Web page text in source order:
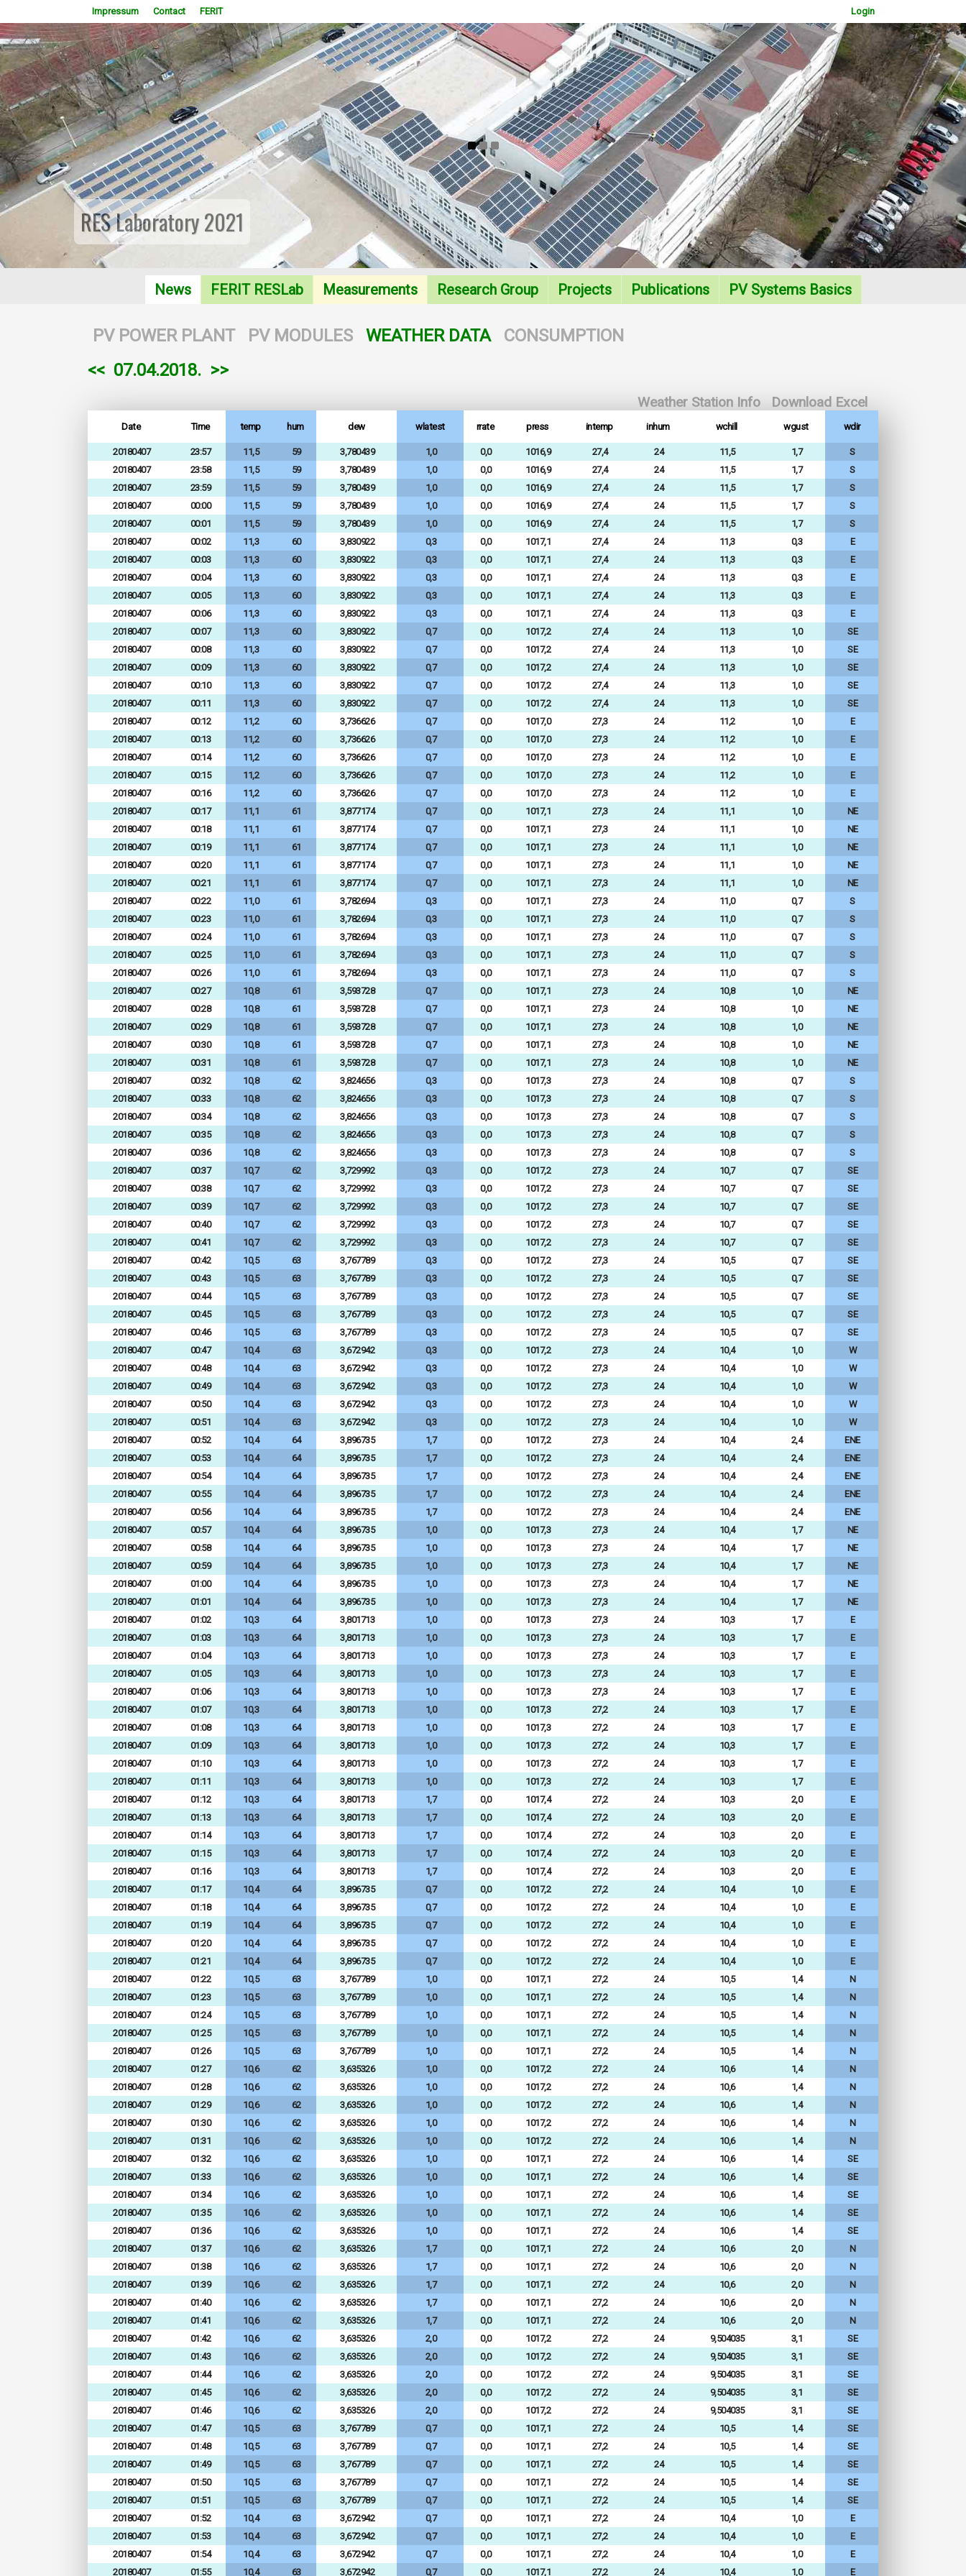
Impressum Contact FERIT Login
WOWSlider.com
Photovoltaic Systems as Actuators of Regional Development
News FERIT RESLab Measurements Research Group Projects Publications PV Systems Basics
PV POWER PLANT PV MODULES WEATHER DATA
CONSUMPTION
<< 07.04.2018. >>
Download Excel
Weather Station Info
Date Time temp hum dew wlatest rrate press intemp inhum wchill wgust wdir
20180407 23:57 11,5 59 3,780439 1,0 0,0 1016,9 27,4 24 11,5 1,7
S
20180407
23:58 11,5 59 3,780439 1,0 0,0 1016,9 27,4 24 11,5 1,7
S
20180407
23:59 11,5 59 3,780439 1,0 0,0 1016,9 27,4 24 11,5 1,7
S
20180407
00:00 11,5 59 3,780439 1,0 0,0 1016,9 27,4 24 11,5 1,7
S
20180407
00:01 11,5 59 3,780439 1,0 0,0 1016,9 27,4 24 11,5 1,7
S
20180407
00:02 11,3 60 3,830922 0,3 0,0 1017,1 27,4 24 11,3 0,3
E
20180407
00:03 11,3 60 3,830922 0,3 0,0 1017,1 27,4 24 11,3 0,3
E
20180407
00:04 11,3 60 3,830922 0,3 0,0 1017,1 27,4 24 11,3 0,3
E
20180407
00:05 11,3 60 3,830922 0,3 0,0 1017,1 27,4 24 11,3 0,3
E
20180407
00:06 11,3 60 3,830922 0,3 0,0 1017,1 27,4 24 11,3 0,3
E
20180407
00:07 11,3 60 3,830922 0,7 0,0 1017,2 27,4 24 11,3 1,0
SE
20180407
00:08 11,3 60 3,830922 0,7 0,0 1017,2 27,4 24 11,3 1,0
SE
20180407
00:09 11,3 60 3,830922 0,7 0,0 1017,2 27,4 24 11,3 1,0
SE
20180407
00:10 11,3 60 3,830922 0,7 0,0 1017,2 27,4 24 11,3 1,0
SE
20180407
00:11 11,3 60 3,830922 0,7 0,0 1017,2 27,4 24 11,3 1,0
SE
20180407
00:12 11,2 60 3,736626 0,7 0,0 1017,0 27,3 24 11,2 1,0
E
20180407
00:13 11,2 60 3,736626 0,7 0,0 1017,0 27,3 24 11,2 1,0
E
20180407
00:14 11,2 60 3,736626 0,7 0,0 1017,0 27,3 24 11,2 1,0
E
20180407
00:15 11,2 60 3,736626 0,7 0,0 1017,0 27,3 24 11,2 1,0
E
20180407
00:16 11,2 60 3,736626 0,7 0,0 1017,0 27,3 24 11,2 1,0
E
20180407
00:17 11,1 61 3,877174 0,7 0,0 1017,1 27,3 24 11,1 1,0
NE
20180407
00:18 11,1 61 3,877174 0,7 0,0 1017,1 27,3 24 11,1 1,0
NE
20180407
00:19 11,1 61 3,877174 0,7 0,0 1017,1 27,3 24 11,1 1,0
NE
20180407
00:20 11,1 61 3,877174 0,7 0,0 1017,1 27,3 24 11,1 1,0
NE
20180407
00:21 11,1 61 3,877174 0,7 0,0 1017,1 27,3 24 11,1 1,0
NE
20180407
00:22 11,0 61 3,782694 0,3 0,0 1017,1 27,3 24 11,0 0,7
S
20180407
00:23 11,0 61 3,782694 0,3 0,0 1017,1 27,3 24 11,0 0,7
S
20180407
00:24 11,0 61 3,782694 0,3 0,0 1017,1 27,3 24 11,0 0,7
S
20180407
00:25 11,0 61 3,782694 0,3 0,0 1017,1 27,3 24 11,0 0,7
S
20180407
00:26 11,0 61 3,782694 0,3 0,0 1017,1 27,3 24 11,0 0,7
S
20180407
00:27 10,8 61 3,593728 0,7 0,0 1017,1 27,3 24 10,8 1,0
NE
20180407
00:28 10,8 61 3,593728 0,7 0,0 1017,1 27,3 24 10,8 1,0
NE
20180407
00:29 10,8 61 3,593728 0,7 0,0 1017,1 27,3 24 10,8 1,0
NE
20180407
00:30 10,8 61 3,593728 0,7 0,0 1017,1 27,3 24 10,8 1,0
NE
20180407
00:31 10,8 61 3,593728 0,7 0,0 1017,1 27,3 24 10,8 1,0
NE
20180407
00:32 10,8 62 3,824656 0,3 0,0 1017,3 27,3 24 10,8 0,7
S
20180407
00:33 10,8 62 3,824656 0,3 0,0 1017,3 27,3 24 10,8 0,7
S
20180407
00:34 10,8 62 3,824656 0,3 0,0 1017,3 27,3 24 10,8 0,7
S
20180407
00:35 10,8 62 3,824656 0,3 0,0 1017,3 27,3 24 10,8 0,7
S
20180407
00:36 10,8 62 3,824656 0,3 0,0 1017,3 27,3 24 10,8 0,7
S
20180407
00:37 10,7 62 3,729992 0,3 0,0 1017,2 27,3 24 10,7 0,7
SE
20180407
00:38 10,7 62 3,729992 0,3 0,0 1017,2 27,3 24 10,7 0,7
SE
20180407
00:39 10,7 62 3,729992 0,3 0,0 1017,2 27,3 24 10,7 0,7
SE
20180407
00:40 10,7 62 3,729992 0,3 0,0 1017,2 27,3 24 10,7 0,7
SE
20180407
00:41 10,7 62 3,729992 0,3 0,0 1017,2 27,3 24 10,7 0,7
SE
20180407
00:42 10,5 63 3,767789 0,3 0,0 1017,2 27,3 24 10,5 0,7
SE
20180407
00:43 10,5 63 3,767789 0,3 0,0 1017,2 27,3 24 10,5 0,7
SE
20180407
00:44 10,5 63 3,767789 0,3 0,0 1017,2 27,3 24 10,5 0,7
SE
20180407
00:45 10,5 63 3,767789 0,3 0,0 1017,2 27,3 24 10,5 0,7
SE
20180407
00:46 10,5 63 3,767789 0,3 0,0 1017,2 27,3 24 10,5 0,7
SE
20180407
00:47 10,4 63 3,672942 0,3 0,0 1017,2 27,3 24 10,4 1,0
W
20180407
00:48 10,4 63 3,672942 0,3 0,0 1017,2 27,3 24 10,4 1,0
W
20180407
00:49 10,4 63 3,672942 0,3 0,0 1017,2 27,3 24 10,4 1,0
W
20180407
00:50 10,4 63 3,672942 0,3 0,0 1017,2 27,3 24 10,4 1,0
W
20180407
00:51 10,4 63 3,672942 0,3 0,0 1017,2 27,3 24 10,4 1,0
W
20180407
00:52 10,4 64 3,896735 1,7 0,0 1017,2 27,3 24 10,4 2,4
ENE
20180407
00:53 10,4 64 3,896735 1,7 0,0 1017,2 27,3 24 10,4 2,4
ENE
20180407
00:54 10,4 64 3,896735 1,7 0,0 1017,2 27,3 24 10,4 2,4
ENE
20180407
00:55 10,4 64 3,896735 1,7 0,0 1017,2 27,3 24 10,4 2,4
ENE
20180407
00:56 10,4 64 3,896735 1,7 0,0 1017,2 27,3 24 10,4 2,4
ENE
20180407
00:57 10,4 64 3,896735 1,0 0,0 1017,3 27,3 24 10,4 1,7
NE
20180407
00:58 10,4 64 3,896735 1,0 0,0 1017,3 27,3 24 10,4 1,7
NE
20180407
00:59 10,4 64 3,896735 1,0 0,0 1017,3 27,3 24 10,4 1,7
NE
20180407
01:00 10,4 64 3,896735 1,0 0,0 1017,3 27,3 24 10,4 1,7
NE
20180407
01:01 10,4 64 3,896735 1,0 0,0 1017,3 27,3 24 10,4 1,7
NE
20180407
01:02 10,3 64 3,801713 1,0 0,0 1017,3 27,3 24 10,3 1,7
E
20180407
01:03 10,3 64 3,801713 1,0 0,0 1017,3 27,3 24 10,3 1,7
E
20180407
01:04 10,3 64 3,801713 1,0 0,0 1017,3 27,3 24 10,3 1,7
E
20180407
01:05 10,3 64 3,801713 1,0 0,0 1017,3 27,3 24 10,3 1,7
E
20180407
01:06 10,3 64 3,801713 1,0 0,0 1017,3 27,3 24 10,3 1,7
E
20180407
01:07 10,3 64 3,801713 1,0 0,0 1017,3 27,2 24 10,3 1,7
E
20180407
01:08 10,3 64 3,801713 1,0 0,0 1017,3 27,2 24 10,3 1,7
E
20180407
01:09 10,3 64 3,801713 1,0 0,0 1017,3 27,2 24 10,3 1,7
E
20180407
01:10 10,3 64 3,801713 1,0 0,0 1017,3 27,2 24 10,3 1,7
E
20180407
01:11 10,3 64 3,801713 1,0 0,0 1017,3 27,2 24 10,3 1,7
E
20180407
01:12 10,3 64 3,801713 1,7 0,0 1017,4 27,2 24 10,3 2,0
E
20180407
01:13 10,3 64 3,801713 1,7 0,0 1017,4 27,2 24 10,3 2,0
E
20180407
01:14 10,3 64 3,801713 1,7 0,0 1017,4 27,2 24 10,3 2,0
E
20180407
01:15 10,3 64 3,801713 1,7 0,0 1017,4 27,2 24 10,3 2,0
E
20180407
01:16 10,3 64 3,801713 1,7 0,0 1017,4 27,2 24 10,3 2,0
E
20180407
01:17 10,4 64 3,896735 0,7 0,0 1017,2 27,2 24 10,4 1,0
E
20180407
01:18 10,4 64 3,896735 0,7 0,0 1017,2 27,2 24 10,4 1,0
E
20180407
01:19 10,4 64 3,896735 0,7 0,0 1017,2 27,2 24 10,4 1,0
E
20180407
01:20 10,4 64 3,896735 0,7 0,0 1017,2 27,2 24 10,4 1,0
E
20180407
01:21 10,4 64 3,896735 0,7 0,0 1017,2 27,2 24 10,4 1,0
E
20180407
01:22 10,5 63 3,767789 1,0 0,0 1017,1 27,2 24 10,5 1,4
N
20180407
01:23 10,5 63 3,767789 1,0 0,0 1017,1 27,2 24 10,5 1,4
N
20180407
01:24 10,5 63 3,767789 1,0 0,0 1017,1 27,2 24 10,5 1,4
N
20180407
01:25 10,5 63 3,767789 1,0 0,0 1017,1 27,2 24 10,5 1,4
N
20180407
01:26 10,5 63 3,767789 1,0 0,0 1017,1 27,2 24 10,5 1,4
N
20180407
01:27 10,6 62 3,635326 1,0 0,0 1017,2 27,2 24 10,6 1,4
N
20180407
01:28 10,6 62 3,635326 1,0 0,0 1017,2 27,2 24 10,6 1,4
N
20180407
01:29 10,6 62 3,635326 1,0 0,0 1017,2 27,2 24 10,6 1,4
N
20180407
01:30 10,6 62 3,635326 1,0 0,0 1017,2 27,2 24 10,6 1,4
N
20180407
01:31 10,6 62 3,635326 1,0 0,0 1017,2 27,2 24 10,6 1,4
N
20180407
01:32 10,6 62 3,635326 1,0 0,0 1017,1 27,2 24 10,6 1,4
SE
20180407
01:33 10,6 62 3,635326 1,0 0,0 1017,1 27,2 24 10,6 1,4
SE
20180407
01:34 10,6 62 3,635326 1,0 0,0 1017,1 27,2 24 10,6 1,4
SE
20180407
01:35 10,6 62 3,635326 1,0 0,0 1017,1 27,2 24 10,6 1,4
SE
20180407
01:36 10,6 62 3,635326 1,0 0,0 1017,1 27,2 24 10,6 1,4
SE
20180407
01:37 10,6 62 3,635326 1,7 0,0 1017,1 27,2 24 10,6 2,0
N
20180407
01:38 10,6 62 3,635326 1,7 0,0 1017,1 27,2 24 10,6 2,0
N
20180407
01:39 10,6 62 3,635326 1,7 0,0 1017,1 27,2 24 10,6 2,0
N
20180407
01:40 10,6 62 3,635326 1,7 0,0 1017,1 27,2 24 10,6 2,0
N
20180407
01:41 10,6 62 3,635326 1,7 0,0 1017,1 27,2 24 10,6 2,0
N
20180407
01:42 10,6 62 3,635326 2,0 0,0 1017,2 27,2 24 9,504035 3,1
SE
20180407
01:43 10,6 62 3,635326 2,0 0,0 1017,2 27,2 24 9,504035 3,1
SE
20180407
01:44 10,6 62 3,635326 2,0 0,0 1017,2 27,2 24 9,504035 3,1
SE
20180407
01:45 10,6 62 3,635326 2,0 0,0 1017,2 27,2 24 9,504035 3,1
SE
20180407
01:46 10,6 62 3,635326 2,0 0,0 1017,2 27,2 24 9,504035 3,1
SE
20180407
01:47 10,5 63 3,767789 0,7 0,0 1017,1 27,2 24 10,5 1,4
SE
20180407
01:48 10,5 63 3,767789 0,7 0,0 1017,1 27,2 24 10,5 1,4
SE
20180407
01:49 10,5 63 3,767789 0,7 0,0 1017,1 27,2 24 10,5 1,4
SE
20180407
01:50 10,5 63 3,767789 0,7 0,0 1017,1 27,2 24 10,5 1,4
SE
20180407
01:51 10,5 63 3,767789 0,7 0,0 1017,1 27,2 24 10,5 1,4
SE
20180407
01:52 10,4 63 3,672942 0,7 0,0 1017,1 27,2 24 10,4 1,0
E
20180407
01:53 10,4 63 3,672942 0,7 0,0 1017,1 27,2 24 10,4 1,0
E
20180407
01:54 10,4 63 3,672942 0,7 0,0 1017,1 27,2 24 10,4 1,0
E
20180407
01:55 10,4 63 3,672942 0,7 0,0 1017,1 27,2 24 10,4 1,0 E